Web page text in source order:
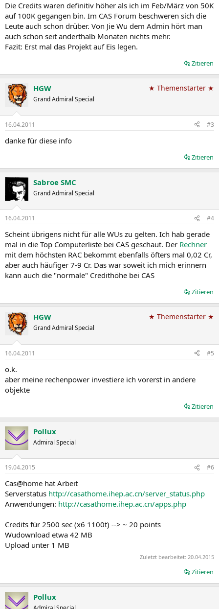
Die Credits waren definitiv höher als ich im Feb/März von 50K
auf 100K gegangen bin. Im CAS Forum beschweren sich die
Leute auch schon drüber. Von Jie Wu dem Admin hört man
auch schon seit anderthalb Monaten nichts mehr.
Fazit: Erst mal das Projekt auf Eis legen.
Zitieren
HGW
Grand Admiral Special
★ Themenstarter ★
16.04.2011 #3
danke für diese info
Zitieren
Sabroe SMC
Grand Admiral Special
16.04.2011 #4
Scheint übrigens nicht für alle WUs zu gelten. Ich hab gerade
mal in die Top Computerliste bei CAS geschaut. Der Rechner
mit dem höchsten RAC bekommt ebenfalls öfters mal 0,02 Cr,
aber auch häufiger 7-9 Cr. Das war soweit ich mich erinnern
kann auch die "normale" Credithöhe bei CAS
Zitieren
HGW
Grand Admiral Special
★ Themenstarter ★
16.04.2011 #5
o.k.
aber meine rechenpower investiere ich vorerst in andere
objekte
Zitieren
Pollux
Admiral Special
19.04.2015 #6
Cas@home hat Arbeit
Serverstatus http://casathome.ihep.ac.cn/server_status.php
Anwendungen: http://casathome.ihep.ac.cn/apps.php
Credits für 2500 sec (x6 1100t) --> ~ 20 points
Wudownload etwa 42 MB
Upload unter 1 MB
Zuletzt bearbeitet: 20.04.2015
Zitieren
Pollux